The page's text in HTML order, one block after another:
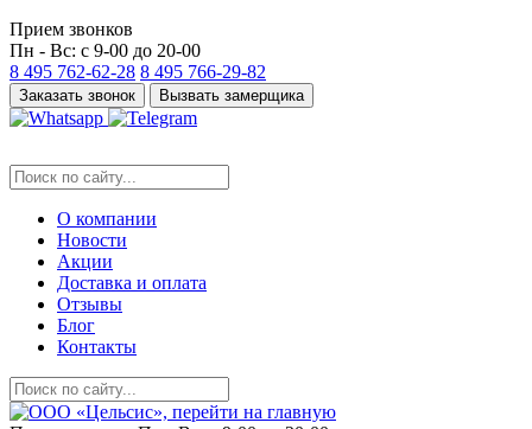
Прием звонков
Пн - Вс: с 9-00 до 20-00
8 495 762-62-28 8 495 766-29-82
Заказать звонок Вызвать замерщика
О компании
Новости
Акции
Доставка и оплата
Отзывы
Блог
Контакты